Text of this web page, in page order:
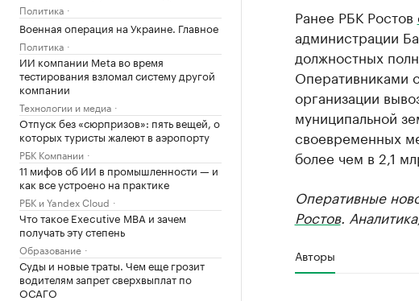
Политика
Военная операция на Украине. Главное
Политика
ИИ компании Meta во время
тестирования взломал систему другой
компании
Технологии и медиа
Отпуск без «сюрпризов»: пять вещей, о
которых туристы жалеют в аэропорту
РБК Компании
11 мифов об ИИ в промышленности — и
как все устроено на практике
РБК и Yandex Cloud
Что такое Executive MBA и зачем
получать эту степень
Образование
Суды и новые траты. Чем еще грозит
водителям запрет сверхвыплат по
ОСАГО
Ранее РБК Ростов
администрации
должностных
Оперативниками
организации
муниципальной
своевременных
более чем в 2,1
Оперативные
Ростов.
Авторы